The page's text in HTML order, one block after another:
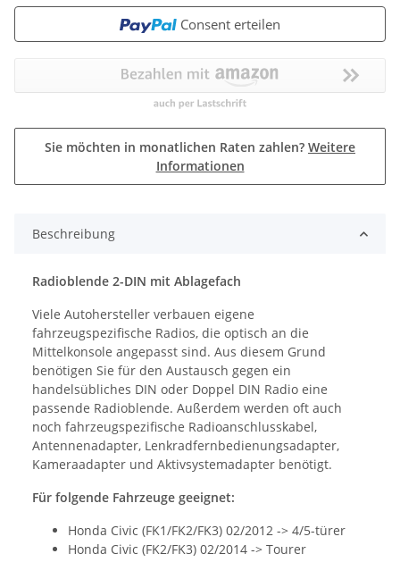
Consent erteilen
Sie möchten in monatlichen Raten zahlen? Weitere
Informationen
Beschreibung
Radioblende 2-DIN mit Ablagefach
Viele Autohersteller verbauen eigene
fahrzeugspezifische Radios, die optisch an die
Mittelkonsole angepasst sind. Aus diesem Grund
benötigen Sie für den Austausch gegen ein
handelsübliches DIN oder Doppel DIN Radio eine
passende Radioblende. Außerdem werden oft auch
noch fahrzeugspezifische Radioanschlusskabel,
Antennenadapter, Lenkradfernbedienungsadapter,
Kameraadapter und Aktivsystemadapter benötigt.
Für folgende Fahrzeuge geeignet:
Honda Civic (FK1/FK2/FK3) 02/2012 -> 4/5-türer
Honda Civic (FK2/FK3) 02/2014 -> Tourer